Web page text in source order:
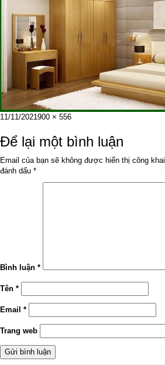
Đăng
ngày
11/11/2021Kích
đầy
đủ
900 × 556
Để lại một bình luận
Email của bạn sẽ không được hiển thị công khai.
đánh dấu *
Bình luận *
Tên *
Email *
Trang web